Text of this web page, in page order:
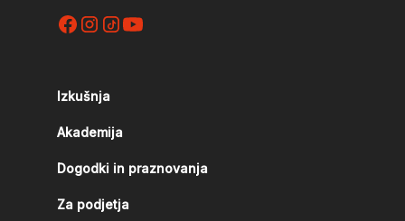
Izkušnja
Akademija
Dogodki in praznovanja
Za podjetja